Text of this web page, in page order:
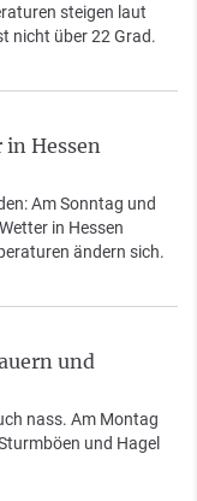
steigen laut
nicht über 22 Grad.
Hessen
Am Sonntag und
in Hessen
ändern sich.
und
nass. Am Montag
und Hagel